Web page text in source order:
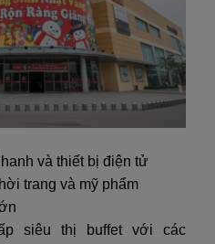
và thiết bị điện tử
trang và mỹ phẩm
siêu thị buffet với các